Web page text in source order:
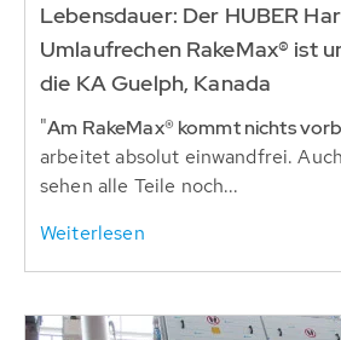
Lebensdauer: Der HUBER
Umlaufrechen RakeMax® ist
die KA Guelph, Kanada
"Am RakeMax® kommt nichts
arbeitet absolut einwandfrei.
sehen alle Teile noch...
Weiterlesen